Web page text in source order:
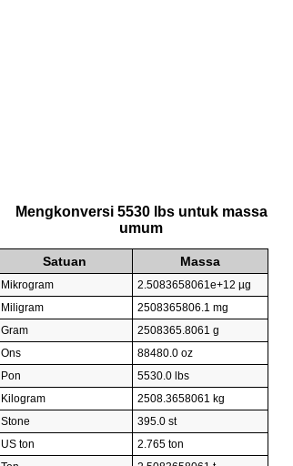
Mengkonversi 5530 lbs untuk massa
umum
Satuan Massa
Mikrogram
2.5083658061e+12 µg
Miligram
2508365806.1 mg
Gram
2508365.8061 g
Ons
88480.0 oz
Pon
5530.0 lbs
Kilogram
2508.3658061 kg
Stone
395.0 st
US ton
2.765 ton